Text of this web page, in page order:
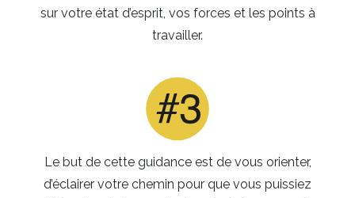
sur votre état d’esprit, vos forces et les points à
travailler.
Le but de cette guidance est de vous orienter,
d’éclairer votre chemin pour que vous puissiez